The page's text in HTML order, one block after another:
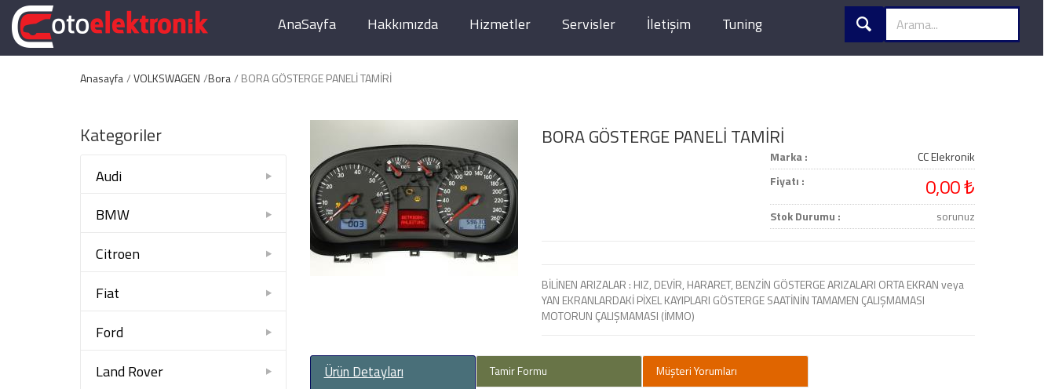
AnaSayfa Hakkımızda Hizmetler Servisler İletişim Tuning
Anasayfa VOLKSWAGEN Bora BORA GÖSTERGE PANELİ TAMİRİ
Kategoriler
Audi
BMW
Citroen
Fiat
Ford
Land Rover
BORA GÖSTERGE PANELİ TAMİRİ
Marka :
CC Elekronik
Fiyatı :
0,00 ₺
Stok Durumu : sorunuz
BİLİNEN ARIZALAR : HIZ, DEVİR, HARARET, BENZİN GÖSTERGE ARIZALARI ORTA EKRAN veya
YAN EKRANLARDAKİ PİXEL KAYIPLARI GÖSTERGE SAATİNİN TAMAMEN ÇALIŞMAMASI
MOTORUN ÇALIŞMAMASI (İMMO)
Ürün Detayları Tamir Formu Müşteri Yorumları